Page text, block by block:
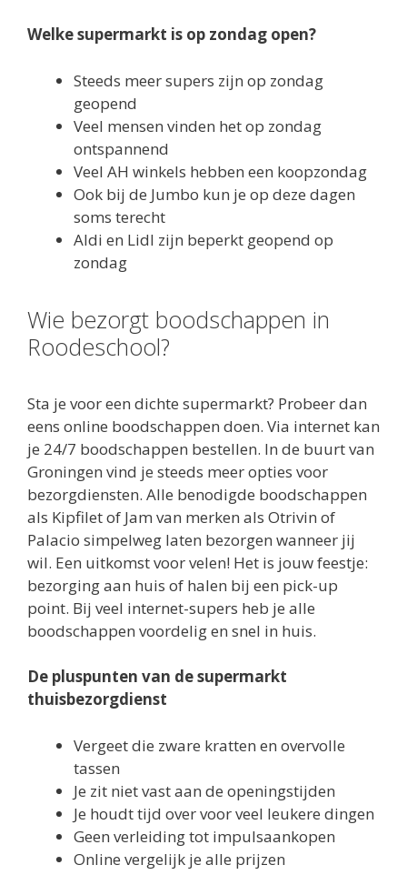
Welke supermarkt is op zondag open?
Steeds meer supers zijn op zondag
geopend
Veel mensen vinden het op zondag
ontspannend
Veel AH winkels hebben een koopzondag
Ook bij de Jumbo kun je op deze dagen
soms terecht
Aldi en Lidl zijn beperkt geopend op
zondag
Wie bezorgt boodschappen in
Roodeschool?
Sta je voor een dichte supermarkt? Probeer dan
eens online boodschappen doen. Via internet kan
je 24/7 boodschappen bestellen. In de buurt van
Groningen vind je steeds meer opties voor
bezorgdiensten. Alle benodigde boodschappen
als Kipfilet of Jam van merken als Otrivin of
Palacio simpelweg laten bezorgen wanneer jij
wil. Een uitkomst voor velen! Het is jouw feestje:
bezorging aan huis of halen bij een pick-up
point. Bij veel internet-supers heb je alle
boodschappen voordelig en snel in huis.
De pluspunten van de supermarkt
thuisbezorgdienst
Vergeet die zware kratten en overvolle
tassen
Je zit niet vast aan de openingstijden
Je houdt tijd over voor veel leukere dingen
Geen verleiding tot impulsaankopen
Online vergelijk je alle prijzen